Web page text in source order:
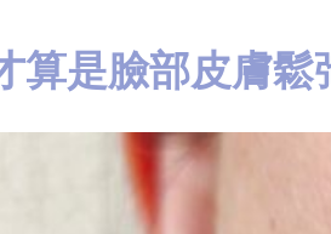
算是臉部皮膚鬆